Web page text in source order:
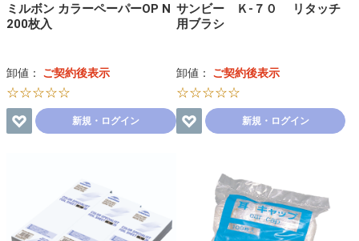
ミルボン カラーペーパーOP N
200枚入
卸値： ご契約後表示
☆☆☆☆☆
新規・ログイン
サンビー Ｋ-７０ リタッチ
用ブラシ
卸値： ご契約後表示
☆☆☆☆☆
新規・ログイン